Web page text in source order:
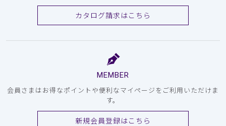
カタログ請求はこちら
MEMBER
会員さまはお得なポイントや便利なマイページをご利用いただけま
す。
新規会員登録はこちら